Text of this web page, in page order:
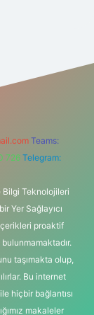
Teams:
726 Telegram:
Bilgi Teknolojileri
Yer Sağlayıcı
proaktif
taşımakta olup,
Bu internet
hiçbir bağlantısı
makaleler